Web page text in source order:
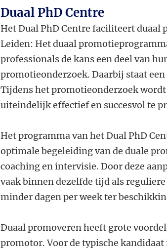
Duaal PhD Centre
Het Dual PhD Centre faciliteert
Leiden: Het duaal
professionals de kans een deel van
promotieonderzoek. Daarbij staat
Tijdens het promotieonderzoek
uiteindelijk effectief en succesvol te
Het programma van het Dual PhD
optimale begeleiding van de duale
coaching en intervisie. Door deze
vaak binnen dezelfde tijd als
minder dagen per week ter
Duaal promoveren heeft grote
promotor. Voor de typische